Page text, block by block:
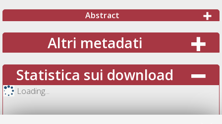
Abstract
Altri metadati
Statistica sui download
Loading...